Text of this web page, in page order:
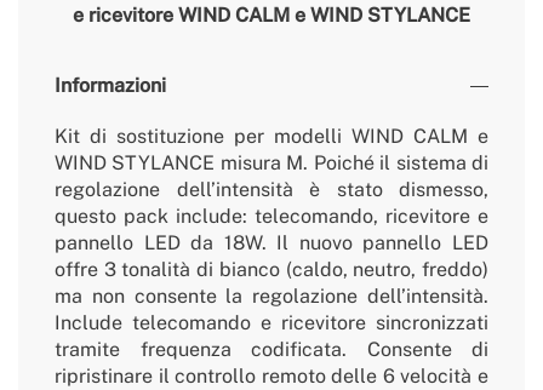
e ricevitore WIND CALM e WIND STYLANCE
Informazioni
Kit di sostituzione per modelli WIND CALM e
WIND STYLANCE misura M. Poiché il sistema di
regolazione dell’intensità è stato dismesso,
questo pack include: telecomando, ricevitore e
pannello LED da 18W. Il nuovo pannello LED
offre 3 tonalità di bianco (caldo, neutro, freddo)
ma non consente la regolazione dell’intensità.
Include telecomando e ricevitore sincronizzati
tramite frequenza codificata. Consente di
ripristinare il controllo remoto delle 6 velocità e